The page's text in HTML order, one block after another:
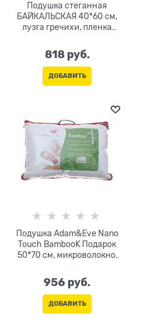
Подушка стеганная
БАЙКАЛЬСКАЯ 40*60 см,
лузга гречихи, пленка
818 руб.
ДОБАВИТЬ
Подушка Adam&Eve Nano
Touch BambooK Подарок
50*70 см, микроволокно,
956 руб.
ДОБАВИТЬ